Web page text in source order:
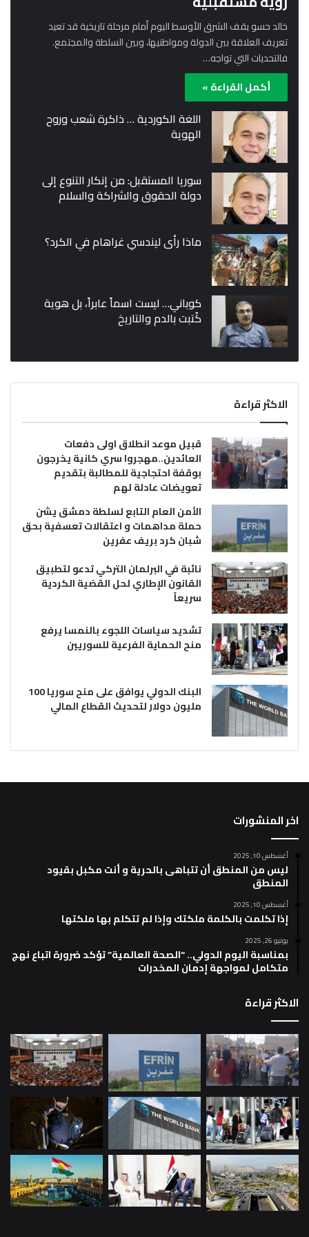
خالد حسو يقف الشرق الأوسط اليوم أمام مرحلة تاريخية قد تعيد
تعريف العلاقة بين الدولة ومواطنيها، وبين السلطة والمجتمع.
فالتحديات التي تواجه…
أكمل القراءة »
اللغة الكوردية … ذاكرة شعب وروح
الهوية
سوريا المستقبل: من إنكار التنوع إلى
دولة الحقوق والشراكة والسلام
ماذا رأى ليندسي غراهام في الكرد؟
كوباني… ليست اسماً عابراً، بل هوية
كُتبت بالدم والتاريخ
الاكثر قراءة
قبيل موعد انطلاق اولى دفعات
العائدين..مهجروا سري كانية يخرجون
بوقفة احتجاجية للمطالبة بتقديم
تعويضات عادلة لهم
الأمن العام التابع لسلطة دمشق يشن
حملة مداهمات و اعتقالات تعسفية بحق
شبان كرد بريف عفرين
نائبة في البرلمان التركي تدعو لتطبيق
القانون الإطاري لحل القضية الكردية
سريعاً
تشديد سياسات اللجوء بالنمسا يرفع
منح الحماية الفرعية للسوريين
البنك الدولي يوافق على منح سوريا 100
مليون دولار لتحديث القطاع المالي
اخر المنشورات
أغسطس 10, 2025
ليس من المنطق أن تتباهى بالحرية و أنت مكبل بقيود
المنطق
أغسطس 10, 2025
إذا تكلمت بالكلمة ملكتك وإذا لم تتكلم بها ملكتها
يونيو 26, 2025
بمناسبة اليوم الدولي.. “الصحة العالمية” تؤكد ضرورة اتباع نهج
متكامل لمواجهة إدمان المخدرات
الاكثر قراءة